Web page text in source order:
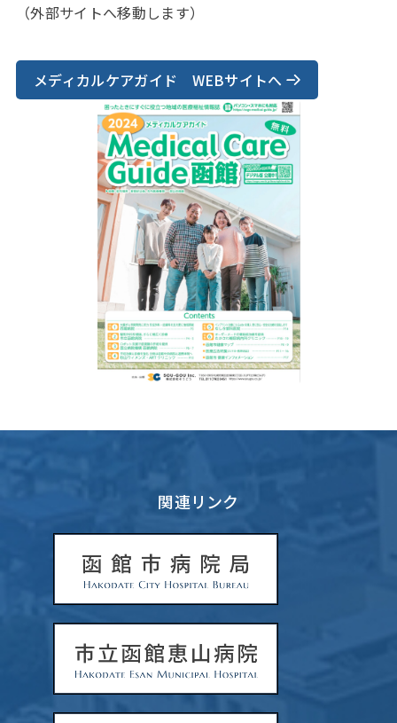
（外部サイトへ移動します）
メディカルケアガイド WEBサイトへ
関連リンク